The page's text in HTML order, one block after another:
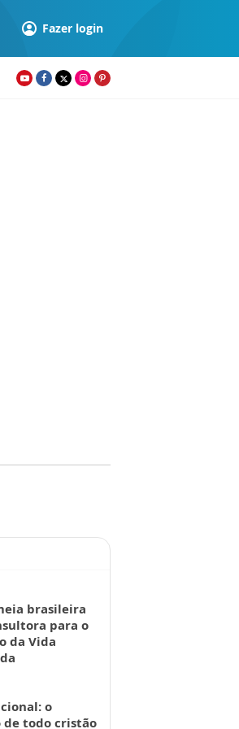
Fazer login
brasileira
para o
da Vida
o
de todo cristão